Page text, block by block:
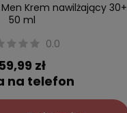
Men Krem nawilżający 30+
50 ml
0.0
59,99 zł
na telefon